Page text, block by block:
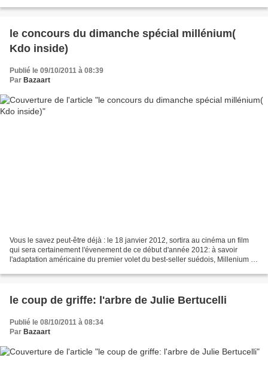
le concours du dimanche spécial millénium(
Kdo inside)
Publié le 09/10/2011 à 08:39
Par Bazaart
Vous le savez peut-être déjà : le 18 janvier 2012, sortira au cinéma un film
qui sera certainement l'évenement de ce début d'année 2012: à savoir
l'adaptation américaine du premier volet du best-seller suédois, Millenium 1
le coup de griffe: l'arbre de Julie Bertucelli
Publié le 08/10/2011 à 08:34
Par Bazaart